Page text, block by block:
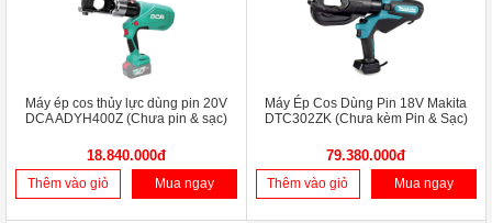
Máy ép cos thủy lực dùng pin 20V
DCA ADYH400Z (Chưa pin & sạc)
18.840.000đ
Thêm vào giỏ Mua ngay
Máy Ép Cos Dùng Pin 18V Makita
DTC302ZK (Chưa kèm Pin & Sạc)
79.380.000đ
Thêm vào giỏ Mua ngay